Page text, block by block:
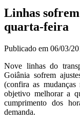
Linhas
quarta-feira
Publicado em 06/03/
Nove linhas do
Goiânia sofrem
(confira as
objetivo melhorar a
cumprimento dos
demanda.